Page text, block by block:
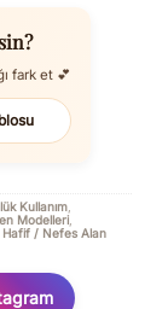
fark et 💕
Kullanım
Modelleri
Hafif / Nefes Alan